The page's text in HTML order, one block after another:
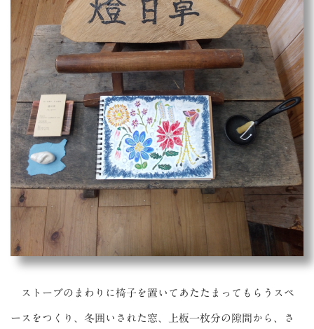
ストーブのまわりに椅子を置いてあたたまってもらうスペ
ースをつくり、冬囲いされた窓、上板一枚分の隙間から、さ